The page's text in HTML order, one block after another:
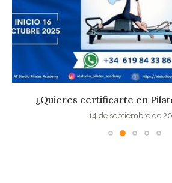
¿Quieres certificarte en
14 de septiembre de